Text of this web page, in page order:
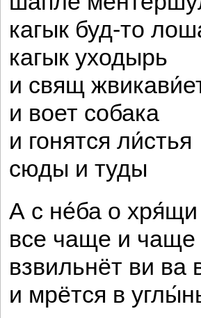
кагык буд-то
кагык уходырь
и свящ
и воет собака
и гонятся ли́стья
сюды и туды
А с не́ба о хря́щи
все чаще и чаще
взвильнёт ви ва
и мрётся в